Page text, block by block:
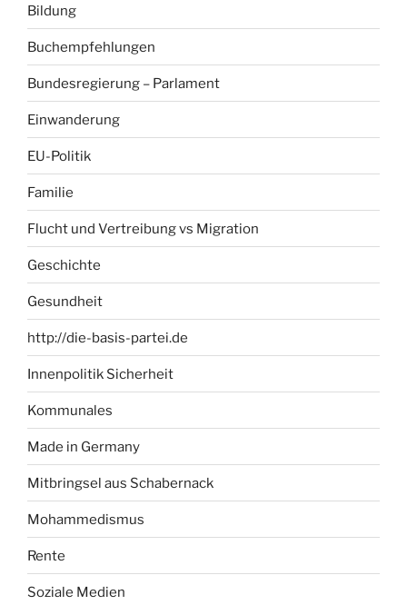
Bildung
Buchempfehlungen
Bundesregierung – Parlament
Einwanderung
EU-Politik
Familie
Flucht und Vertreibung vs Migration
Geschichte
Gesundheit
http://die-basis-partei.de
Innenpolitik Sicherheit
Kommunales
Made in Germany
Mitbringsel aus Schabernack
Mohammedismus
Rente
Soziale Medien